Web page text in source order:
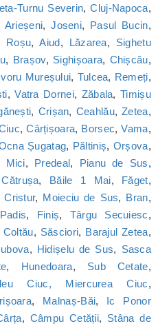
Turnu Severin,Cluj-Napoca,
Arieșeni,Joseni, Pasul Bucin,
Roșu,Aiud, Lăzarea, Sighetu
, Brașov, Sighișoara, Chișcău,
Mureșului, Tulcea, Remeți,
,Vatra Dornei, Zăbala,Timișu
, Crișan, Ceahlău,Zetea,
,Cârțișoara, Borsec,Vama,
Șugatag, Păltiniș, Orșova,
Mici, Predeal, Pianu de Sus,
Cătrușa, Băile 1 Mai, Făget,
Cristur, Moieciu de Sus, Bran,
Padis, Finiș, Târgu Secuiesc,
Coltău, Săsciori, Barajul Zetea,
, Hidișelu de Sus, Sasca
, Hunedoara, Sub Cetate,
Ciuc, Miercurea Ciuc,
, Malnaș-Băi, Ic Ponor
, Câmpu Cetății, Stâna de